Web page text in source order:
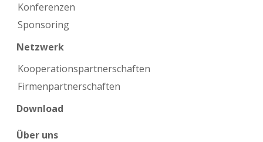
Konferenzen
Sponsoring
Netzwerk
Kooperations­partnerschaften
Firmen­partnerschaften
Download
Über uns